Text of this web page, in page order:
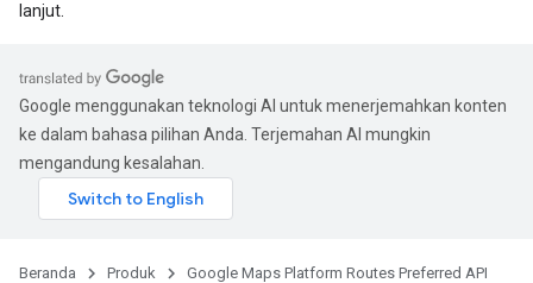
lanjut.
Google menggunakan teknologi AI untuk menerjemahkan konten
ke dalam bahasa pilihan Anda. Terjemahan AI mungkin
mengandung kesalahan.
Beranda Produk
Google Maps Platform Routes Preferred API